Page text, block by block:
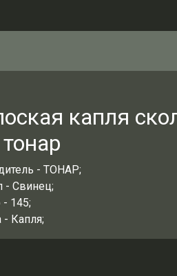
капля
- ТОНАР;
- Свинец;
- 145;
- Капля;